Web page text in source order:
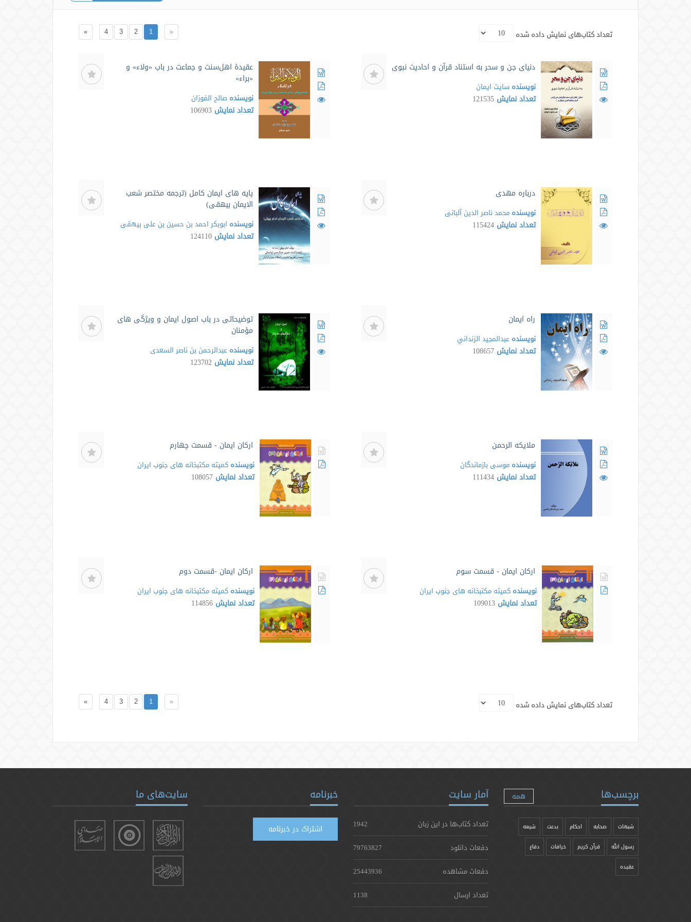
تعداد کتاب‌های نمایش داده شده «
1
2
3
4
»
دنیای جن و سحر به استناد قرآن و احادیث نبوی
نویسنده سايت ايمان
تعداد نمایش 121535
عقیدۀ اهل‌سنت و جماعت در باب «ولاء» و
«براء»
نویسنده صالح الفوزان
تعداد نمایش 106903
درباره مهدی
نویسنده محمد ناصر الدین آلبانی
تعداد نمایش 115424
پایه های ایمان کامل (ترجمه مختصر شعب
الایمان بیهقی)
نویسنده ابوبکر احمد بن حسین بن علی بیهقی
تعداد نمایش 124110
راه ایمان
نویسنده عبدالمجيد الزنداني
تعداد نمایش 108657
توضیحاتی در باب اصول ایمان و ویژگی های
مؤمنان
نویسنده عبدالرحمن بن ناصر السعدی
تعداد نمایش 123702
ملایکه الرحمن
نویسنده موسی بازماندگان
تعداد نمایش 111434
ارکان ایمان - قسمت چهارم
نویسنده کمیته مکتبخانه های جنوب ایران
تعداد نمایش 108057
ارکان ایمان - قسمت سوم
نویسنده کمیته مکتبخانه های جنوب ایران
تعداد نمایش 109013
ارکان ایمان -قسمت دوم
نویسنده کمیته مکتبخانه های جنوب ایران
تعداد نمایش 114856
تعداد کتاب‌های نمایش داده شده «
1
2
3
4
»
برچسب‌ها همه
شبهات صحابه احکام بدعت شیعه
رسول الله قرآن کریم خرافات دفاع
عقیده
آمار سایت
تعداد کتاب‌ها در این زبان
1942
دفعات دانلود
79763827
دفعات مشاهده
25443936
تعداد ارسال
1138
خبرنامه
اشتراک در خبرنامه
سایت‌های ما